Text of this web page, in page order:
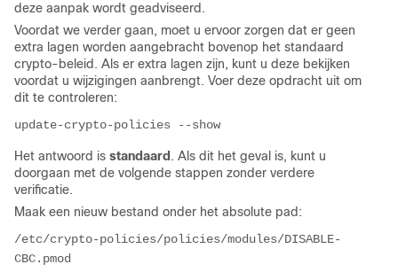
deze aanpak wordt geadviseerd.
Voordat we verder gaan, moet u ervoor zorgen dat er geen
extra lagen worden aangebracht bovenop het standaard
crypto-beleid. Als er extra lagen zijn, kunt u deze bekijken
voordat u wijzigingen aanbrengt. Voer deze opdracht uit om
dit te controleren:
update-crypto-policies --show
Het antwoord is standaard . Als dit het geval is, kunt u
doorgaan met de volgende stappen zonder verdere
verificatie.
Maak een nieuw bestand onder het absolute pad:
/etc/crypto-policies/policies/modules/DISABLE-
CBC.pmod